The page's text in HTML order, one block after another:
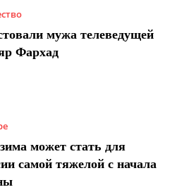
мужа телеведущей
Фархад
может стать для
самой тяжелой с начала